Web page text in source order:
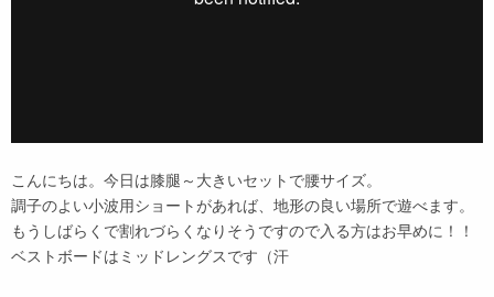
こんにちは。今日は膝腿～大きいセットで腰サイズ。
調子のよい小波用ショートがあれば、地形の良い場所で遊べます。
もうしばらくで割れづらくなりそうですので入る方はお早めに！！
ベストボードはミッドレングスです（汗